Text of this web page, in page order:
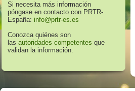
Si necesita más información
póngase en contacto con PRTR-
España: info@prtr-es.es
Conozca quiénes son
las autoridades competentes que
validan la información.